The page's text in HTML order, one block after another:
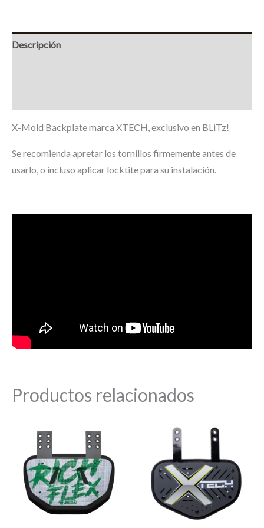
Descripción
X-Mold Backplate marca XTECH, exclusivo en BLiTz!
Se recomienda apretar los tornillos firmemente antes de
usarlo, o incluso aplicar locktite para su instalación.
Productos relacionados